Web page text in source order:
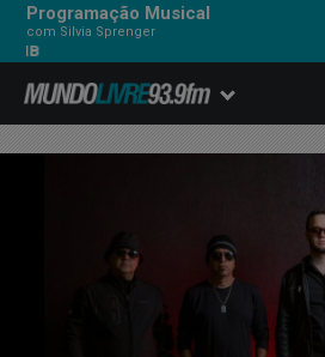
Programação Musical
com Silvia Sprenger